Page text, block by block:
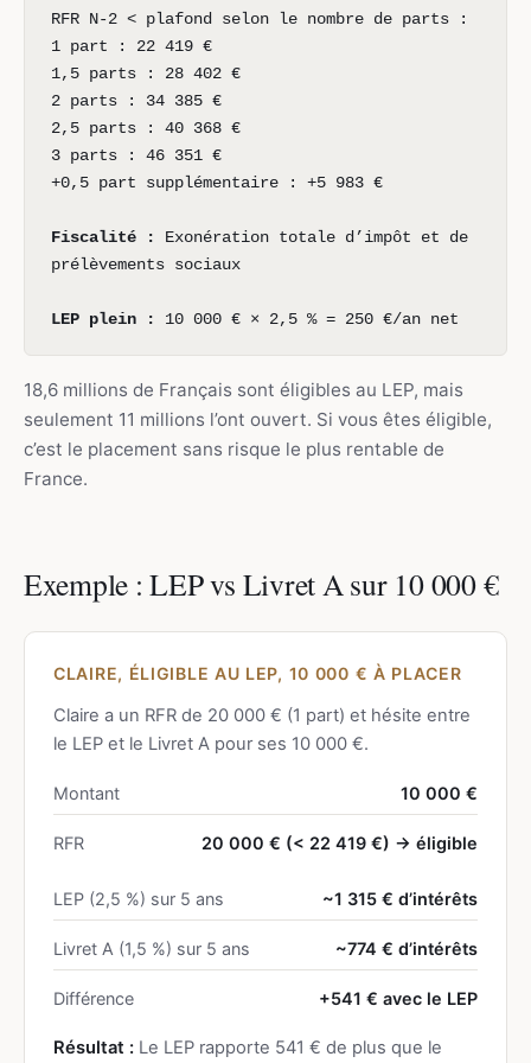
RFR N-2 < plafond selon le nombre de parts :
1 part : 22 419 €
1,5 parts : 28 402 €
2 parts : 34 385 €
2,5 parts : 40 368 €
3 parts : 46 351 €
+0,5 part supplémentaire : +5 983 €
Fiscalité :
Exonération totale d’impôt et de
prélèvements sociaux
LEP plein : 10 000 € × 2,5 % = 250 €/an net
18,6 millions de Français sont éligibles au LEP, mais
seulement 11 millions l’ont ouvert. Si vous êtes éligible,
c’est le placement sans risque le plus rentable de
France.
Exemple : LEP vs Livret A sur 10 000 €
CLAIRE, ÉLIGIBLE AU LEP, 10 000 € À PLACER
Claire a un RFR de 20 000 € (1 part) et hésite entre
le LEP et le Livret A pour ses 10 000 €.
Montant 10 000 €
RFR 20 000 € (< 22 419 €) → éligible
LEP (2,5 %) sur 5 ans ~1 315 € d’intérêts
Livret A (1,5 %) sur 5 ans ~774 € d’intérêts
Différence +541 € avec le LEP
Résultat : Le LEP rapporte 541 € de plus que le